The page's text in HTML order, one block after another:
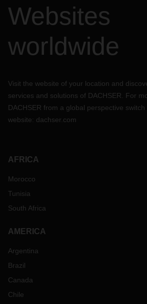
Websites
worldwide
Visit the website of your location and
services and solutions of DACHSER. For
DACHSER from a global perspective
website: dachser.com
AFRICA
Morocco
Tunisia
South Africa
AMERICA
Argentina
Brazil
Canada
Chile